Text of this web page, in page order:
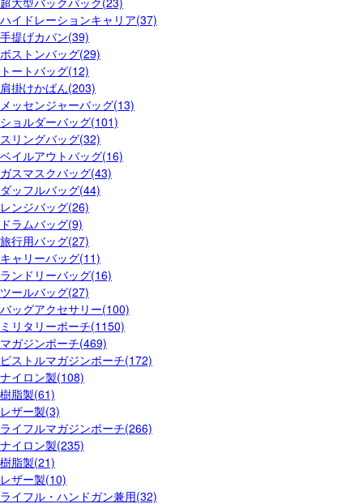
ハイドレーションキャリア(37)
手提げカバン(39)
ボストンバッグ(29)
トートバッグ(12)
肩掛けかばん(203)
メッセンジャーバッグ(13)
ショルダーバッグ(101)
スリングバッグ(32)
ベイルアウトバッグ(16)
ガスマスクバッグ(43)
ダッフルバッグ(44)
レンジバッグ(26)
ドラムバッグ(9)
旅行用バッグ(27)
キャリーバッグ(11)
ランドリーバッグ(16)
ツールバッグ(27)
バッグアクセサリー(100)
ミリタリーポーチ(1150)
マガジンポーチ(469)
ピストルマガジンポーチ(172)
ナイロン製(108)
樹脂製(61)
レザー製(3)
ライフルマガジンポーチ(266)
ナイロン製(235)
樹脂製(21)
レザー製(10)
ライフル・ハンドガン兼用(32)